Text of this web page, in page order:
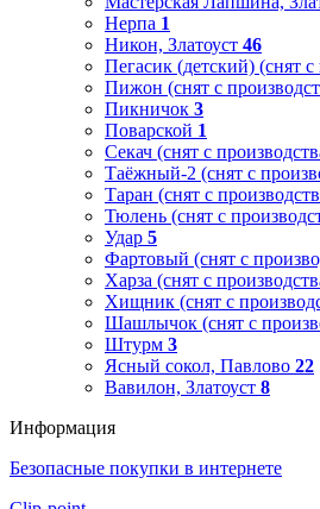
Нерпа 1
Никон, Златоуст 46
Пегасик (детский) (снят с
Пижон (снят с
Пикничок 3
Поварской 1
Секач (снят с
Таёжный-2 (снят с
Таран (снят с
Тюлень (снят с
Удар 5
Фартовый (снят с
Харза (снят с
Хищник (снят с
Шашлычок (снят с
Штурм 3
Ясный сокол, Павлово 22
Вавилон, Златоуст 8
Информация
Безопасные покупки в интернете